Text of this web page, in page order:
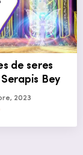
de seres
Bey
2023